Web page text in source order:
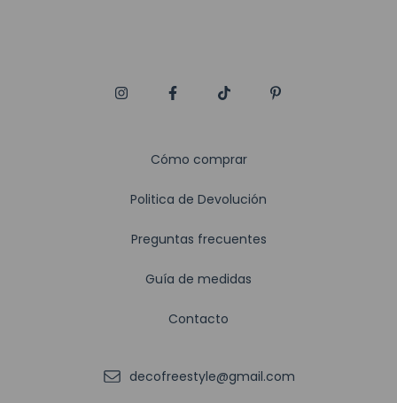
Cómo comprar
Politica de Devolución
Preguntas frecuentes
Guía de medidas
Contacto
decofreestyle@gmail.com